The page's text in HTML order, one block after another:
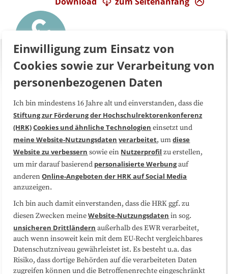
Über uns FAQ
Medienarbeit Kooperationen
Datenschutzerklärung Impressum
Sitemap
Folgen Sie uns
Einwilligung zum Einsatz von
Cookies sowie zur Verarbeitung von
personenbezogenen Daten
Ich bin mindestens 16 Jahre alt und einverstanden, dass die
Stiftung zur Förderung der Hochschulrektorenkonferenz
(HRK)Cookies und ähnliche Technologien einsetzt und
meine Website-Nutzungsdaten verarbeitet, umdiese
Website zu verbessern sowie ein Nutzerprofil zu erstellen,
um mir darauf basierend personalisierte Werbungauf
anderenOnline-Angeboten der HRK auf Social Media
anzuzeigen.
Ich bin auch damit einverstanden, dass die HRK ggf. zu
diesen Zwecken meineWebsite-Nutzungsdaten in sog.
unsicheren Drittländern außerhalb des EWR verarbeitet,
auch wenn insoweit kein mit dem EU-Recht vergleichbares
Datenschutzniveau gewährleistet ist. Es besteht u.a. das
Risiko, dass dortige Behörden auf die verarbeiteten Daten
zugreifen können und die Betroffenenrechte eingeschränkt